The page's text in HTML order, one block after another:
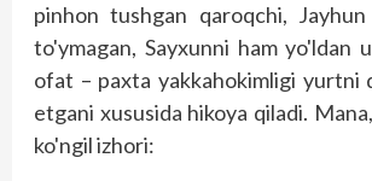
pinhon tushgan qaroqchi,
to'ymagan, Sayxunni ham yo'ldan
ofat – paxta yakkahokimligi yurtni
etgani xususida hikoya qiladi.
ko'ngil izhori: